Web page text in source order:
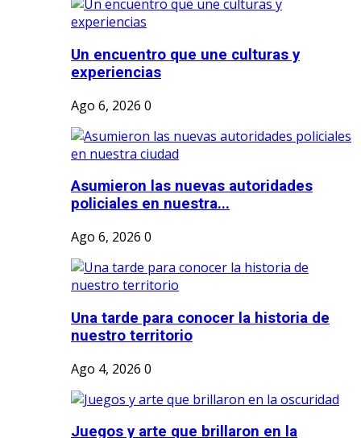
Un encuentro que une culturas y
experiencias
Ago 6, 2026 0
Asumieron las nuevas autoridades
policiales en nuestra...
Ago 6, 2026 0
Una tarde para conocer la historia de
nuestro territorio
Ago 4, 2026 0
Juegos y arte que brillaron en la